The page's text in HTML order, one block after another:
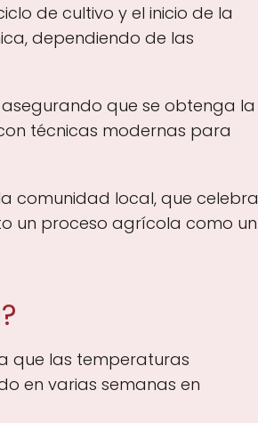
de cultivo y el inicio de la
dependiendo de las
que se obtenga la
técnicas modernas para
comunidad local, que celebra
un proceso agrícola como un
que las temperaturas
en varias semanas en